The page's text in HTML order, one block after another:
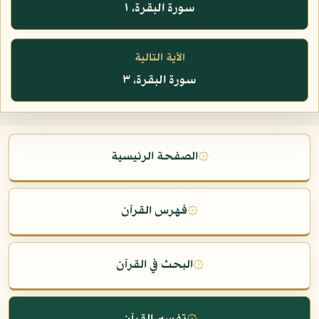
سورة البقرة، ١
الآية التالية
سورة البقرة، ٣
۞الصفحة الرئيسية
۞فهرس القرآن
۞البحث في القرآن